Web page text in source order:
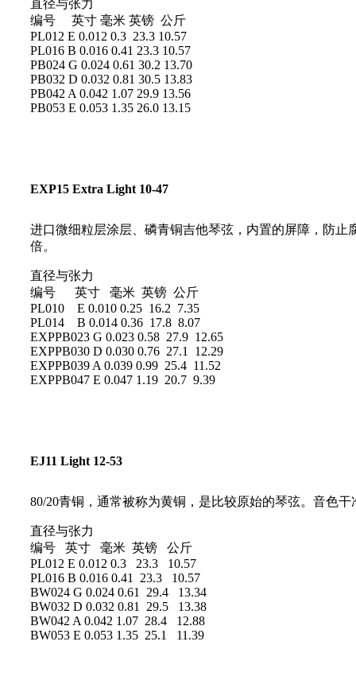
直径与张力
编号 英寸 毫米 英镑 公斤
PL012 E 0.012 0.3 23.3 10.57
PL016 B 0.016 0.41 23.3 10.57
PB024 G 0.024 0.61 30.2 13.70
PB032 D 0.032 0.81 30.5 13.83
PB042 A 0.042 1.07 29.9 13.56
PB053 E 0.053 1.35 26.0 13.15
EXP15 Extra Light 10-47
进口微细粒层涂层、磷青铜吉他琴弦，内置的屏障，防止
倍。
直径与张力
编号 英寸 毫米 英镑 公斤
PL010 E 0.010 0.25 16.2 7.35
PL014 B 0.014 0.36 17.8 8.07
EXPPB023 G 0.023 0.58 27.9 12.65
EXPPB030 D 0.030 0.76 27.1 12.29
EXPPB039 A 0.039 0.99 25.4 11.52
EXPPB047 E 0.047 1.19 20.7 9.39
EJ11 Light 12-53
80/20青铜，通常被称为黄铜，是比较原始的琴弦。音色干
直径与张力
编号 英寸 毫米 英镑 公斤
PL012 E 0.012 0.3 23.3 10.57
PL016 B 0.016 0.41 23.3 10.57
BW024 G 0.024 0.61 29.4 13.34
BW032 D 0.032 0.81 29.5 13.38
BW042 A 0.042 1.07 28.4 12.88
BW053 E 0.053 1.35 25.1 11.39